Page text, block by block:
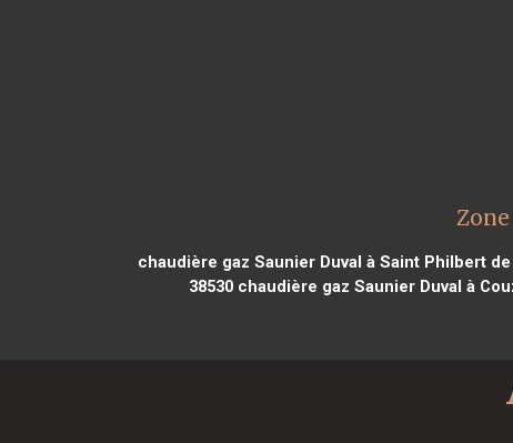
chaudière gaz Saunier Duval à Saint Philbert de
38530chaudière gaz Saunier Duval à